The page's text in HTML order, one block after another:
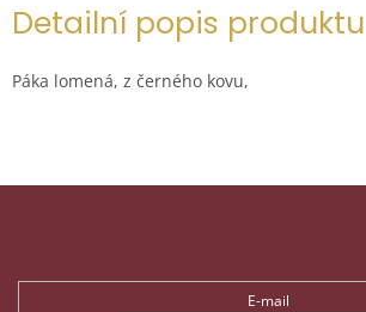
Detailní popis produktu
Páka lomená, z černého kovu,
Z
E-mail